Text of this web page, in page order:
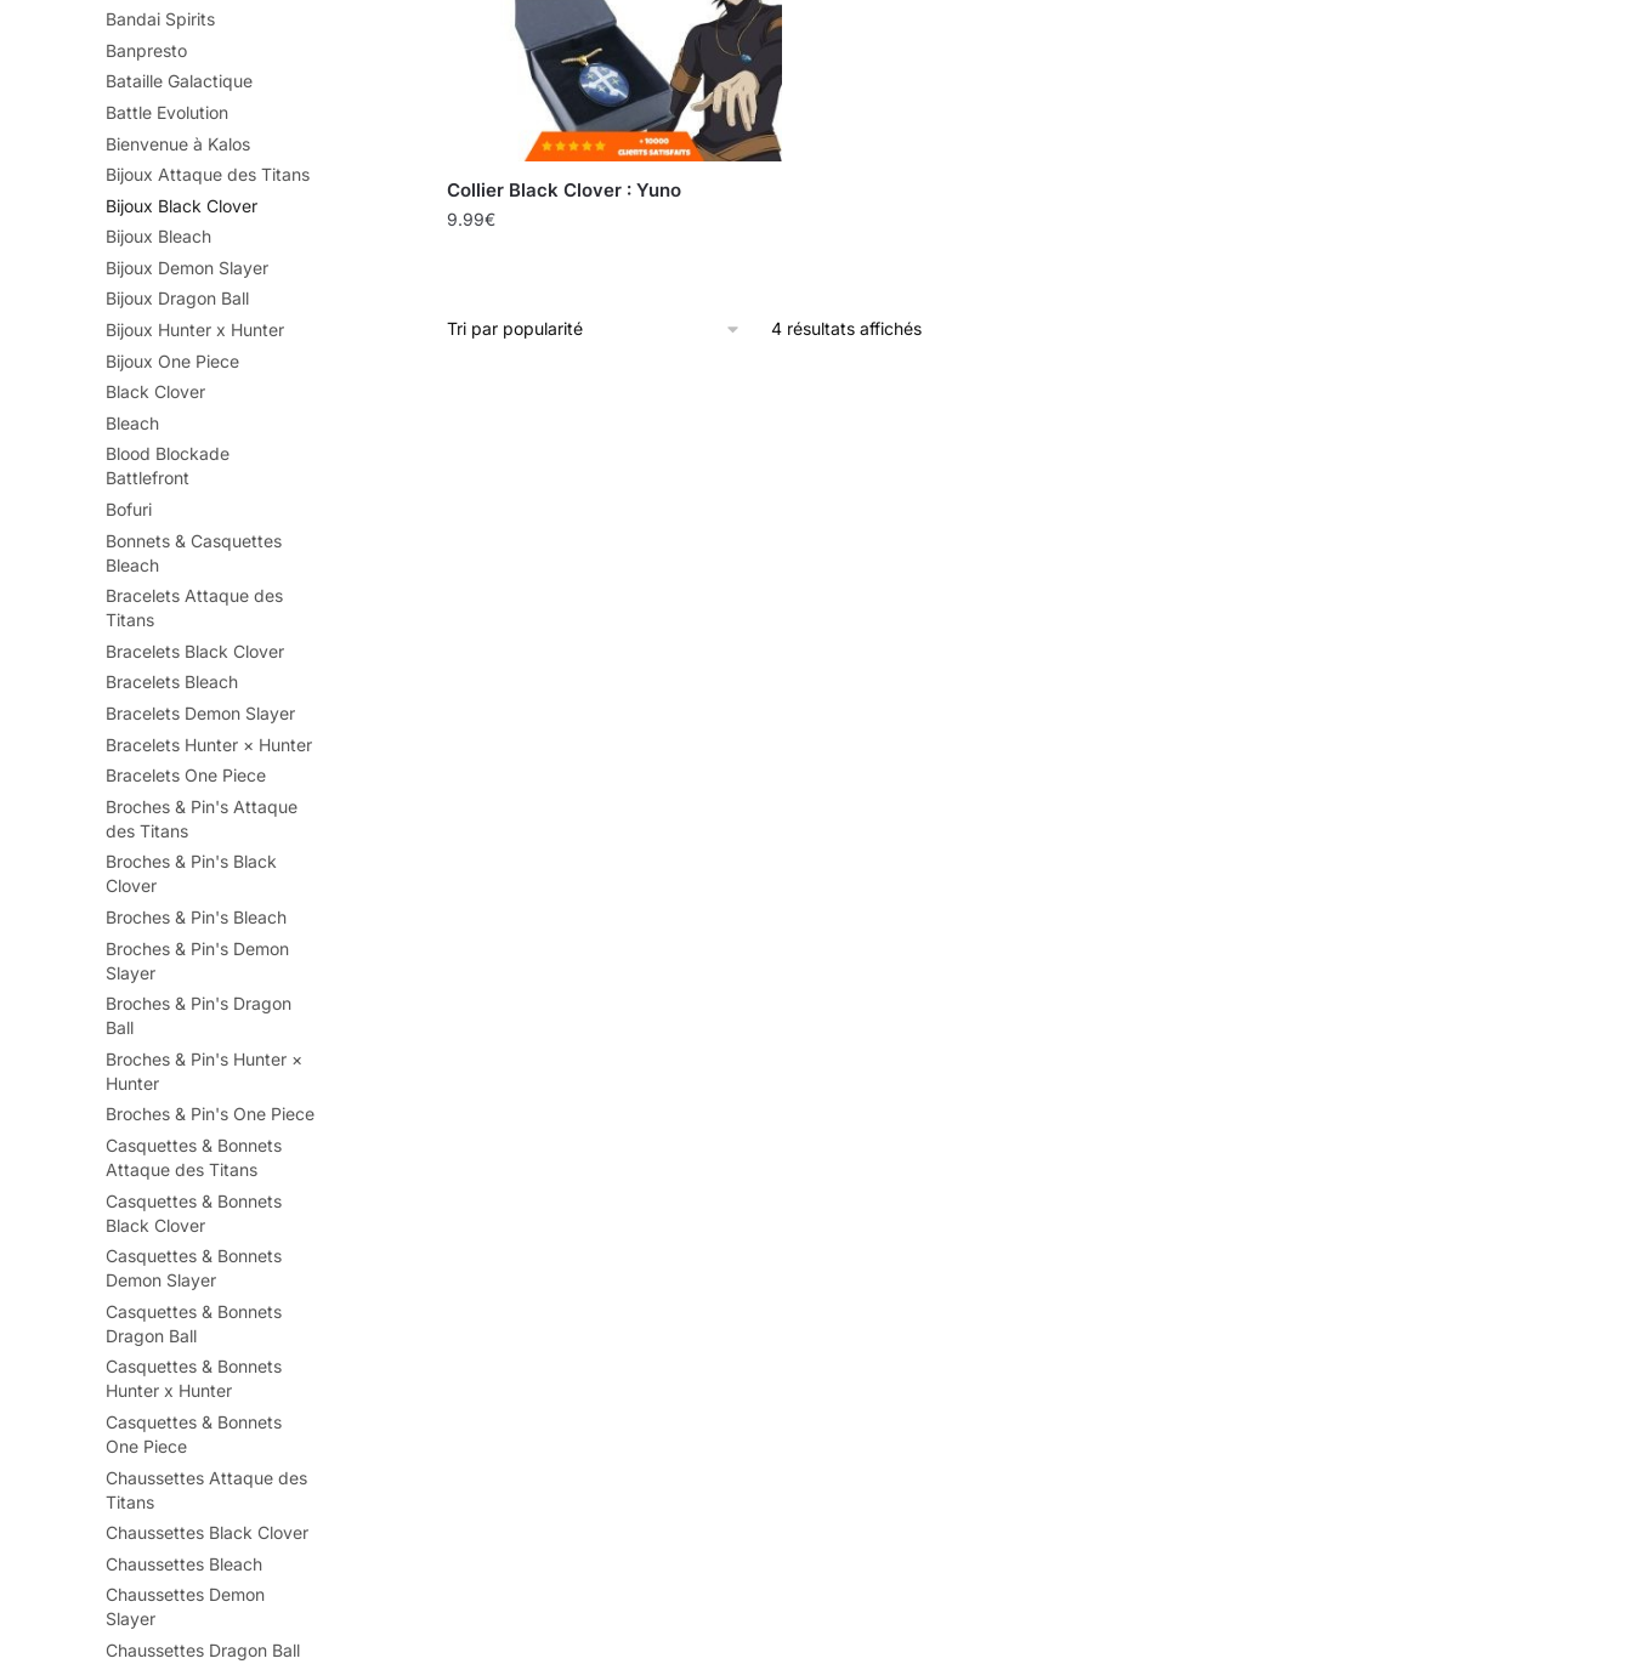
Collier Black Clover : Yuno
9.99€
4 résultats affichés
Bandai Spirits
Banpresto
Bataille Galactique
Battle Evolution
Bienvenue à Kalos
Bijoux Attaque des Titans
Bijoux Black Clover
Bijoux Bleach
Bijoux Demon Slayer
Bijoux Dragon Ball
Bijoux Hunter x Hunter
Bijoux One Piece
Black Clover
Bleach
Blood Blockade
Battlefront
Bofuri
Bonnets & Casquettes
Bleach
Bracelets Attaque des
Titans
Bracelets Black Clover
Bracelets Bleach
Bracelets Demon Slayer
Bracelets Hunter × Hunter
Bracelets One Piece
Broches & Pin's Attaque
des Titans
Broches & Pin's Black
Clover
Broches & Pin's Bleach
Broches & Pin's Demon
Slayer
Broches & Pin's Dragon
Ball
Broches & Pin's Hunter ×
Hunter
Broches & Pin's One Piece
Casquettes & Bonnets
Attaque des Titans
Casquettes & Bonnets
Black Clover
Casquettes & Bonnets
Demon Slayer
Casquettes & Bonnets
Dragon Ball
Casquettes & Bonnets
Hunter x Hunter
Casquettes & Bonnets
One Piece
Chaussettes Attaque des
Titans
Chaussettes Black Clover
Chaussettes Bleach
Chaussettes Demon
Slayer
Chaussettes Dragon Ball